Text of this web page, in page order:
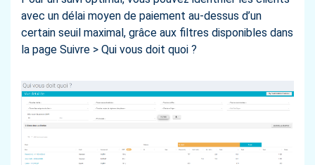
avec un délai moyen de paiement au-dessus d’un
certain seuil maximal, grâce aux filtres disponibles dans
la page Suivre > Qui vous doit quoi ?